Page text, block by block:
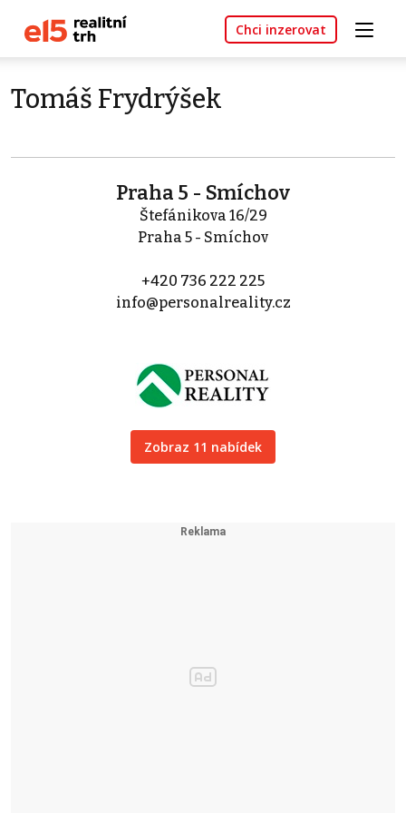
Chci inzerovat
Tomáš Frydrýšek
Praha 5 - Smíchov
Štefánikova 16/29
Praha 5 - Smíchov
+420 736 222 225
info@personalreality.cz
Zobraz 11 nabídek